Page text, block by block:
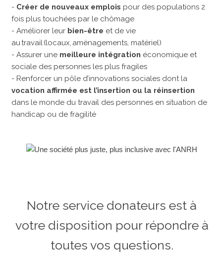
- Créer de nouveaux emplois pour des populations 2
fois plus touchées par le chômage
- Améliorer leur bien-être et de vie
au travail (locaux, aménagements, matériel)
- Assurer une meilleure intégration économique et
sociale des personnes les plus fragiles
- Renforcer un pôle d’innovations sociales dont la
vocation affirmée est l’insertion ou la réinsertion
dans le monde du travail des personnes en situation de
handicap ou de fragilité
Notre service donateurs est à
votre disposition pour répondre à
toutes vos questions.